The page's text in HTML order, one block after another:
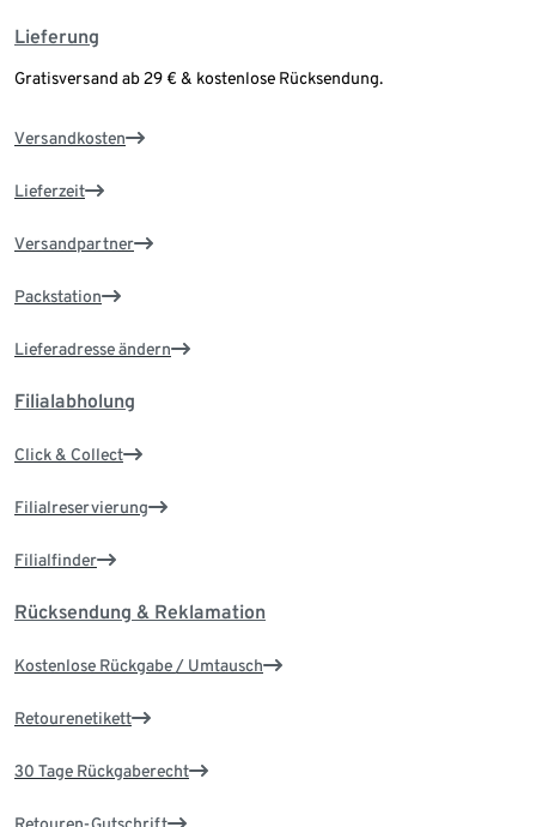
Lieferung
Gratisversand ab 29 € & kostenlose Rücksendung.
Versandkosten
Lieferzeit
Versandpartner
Packstation
Lieferadresse ändern
Filialabholung
Click & Collect
Filialreservierung
Filialfinder
Rücksendung & Reklamation
Kostenlose Rückgabe / Umtausch
Retourenetikett
30 Tage Rückgaberecht